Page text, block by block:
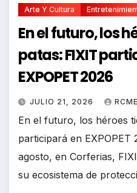
Arte Y Cultura
En el futuro, los
patas: FIXIT
EXPOPET 2026
JULIO 21, 2026
En el futuro, los héroes
participará en EXPOPET
agosto, en Corferias,
su ecosistema de